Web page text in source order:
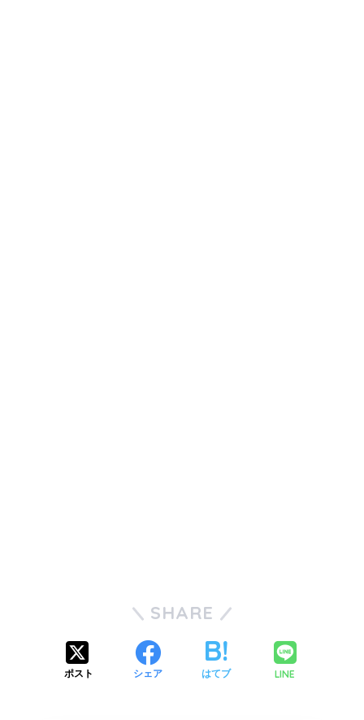
SHARE
ポスト シェア はてブ LINE